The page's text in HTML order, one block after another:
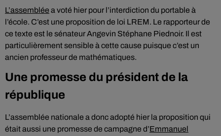
L’assemblée a voté hier pour l’interdiction du portable à
l’école. C’est une proposition de loi LREM. Le rapporteur de
ce texte est le sénateur Angevin Stéphane Piednoir. Il est
particulièrement sensible à cette cause puisque c’est un
ancien professeur de mathématiques.
Une promesse du président de la
république
L’assemblée nationale a donc adopté hier la proposition qui
était aussi une promesse de campagne d’Emmanuel